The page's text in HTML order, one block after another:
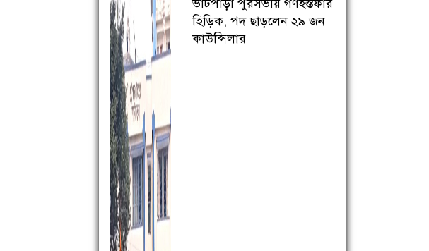
ভাটপাড়া পুরসভায় গণইস্তফার
হিড়িক, পদ ছাড়লেন ২৯ জন
কাউন্সিলার